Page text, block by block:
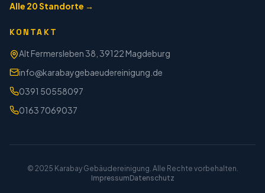
Alle 20Standorte →
KONTAKT
Alt Fermersleben 38, 39122 Magdeburg
info@karabaygebaeudereinigung.de
0391 50558097
0163 7069037
© 2025 Karabay Gebäudereinigung. Alle Rechte vorbehalten.
ImpressumDatenschutz